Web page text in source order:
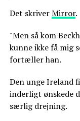
Det skriverMirror.
"Men så kom
kunne ikke få mig
fortæller han.
Den unge Ireland
inderligt ønskede
særlig drejning.